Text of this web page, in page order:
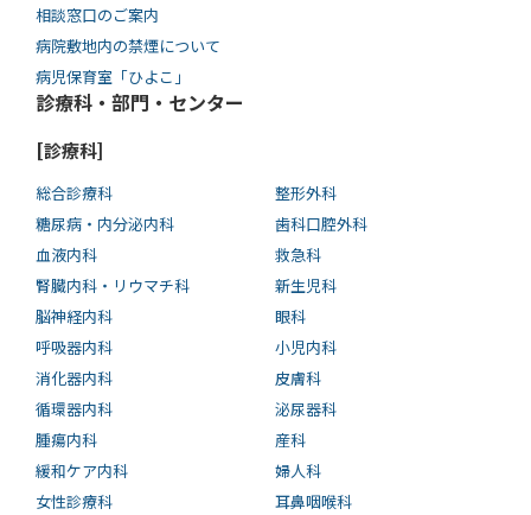
相談窓口のご案内
病院敷地内の禁煙について
病児保育室「ひよこ」
診療科・部門・センター
[診療科]
総合診療科
糖尿病・内分泌内科
血液内科
腎臓内科・リウマチ科
脳神経内科
呼吸器内科
消化器内科
循環器内科
腫瘍内科
緩和ケア内科
女性診療科
整形外科
歯科口腔外科
救急科
新生児科
眼科
小児内科
皮膚科
泌尿器科
産科
婦人科
耳鼻咽喉科